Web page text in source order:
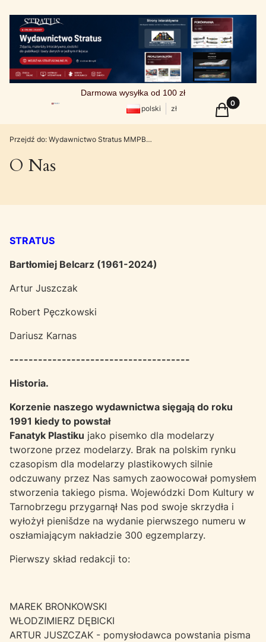
Darmowa wysyłka od 100 zł
polski zł Produkty
Koszyk
Przejdź do: Wydawnictwo Stratus MMPBooks
O Nas
STRATUS
Bartłomiej Belcarz (1961-2024)
Artur Juszczak
Robert Pęczkowski
Dariusz Karnas
--------------------------------------
Historia.
Korzenie naszego wydawnictwa sięgają do roku
1991 kiedy to powstał
Fanatyk Plastiku jako pisemko dla modelarzy
tworzone przez modelarzy. Brak na polskim rynku
czasopism dla modelarzy plastikowych silnie
odczuwany przez Nas samych zaowocował pomysłem
stworzenia takiego pisma. Wojewódzki Dom Kultury w
Tarnobrzegu przygarnął Nas pod swoje skrzydła i
wyłożył pienišdze na wydanie pierwszego numeru w
oszłamiającym nakładzie 300 egzemplarzy.
Pierwszy skład redakcji to:
MAREK BRONKOWSKI
WŁODZIMIERZ DĘBICKI
ARTUR JUSZCZAK - pomysłodawca powstania pisma